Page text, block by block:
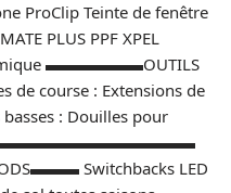
ProClip Teinte de fenêtre
PLUS PPF XPEL
▬▬▬▬▬▬OUTILS
course : Extensions de
: Douilles pour
Switchbacks LED